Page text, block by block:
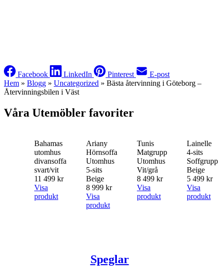
Facebook LinkedIn Pinterest
E-post
Hem » Blogg » Uncategorized » Bästa återvinning i Göteborg –
Återvinningsbilen i Väst
Våra Utemöbler favoriter
Bahamas
utomhus
divansoffa
svart/vit
11 499 kr
Visa
produkt
Ariany
Hörnsoffa
Utomhus
5-sits
Beige
8 999 kr
Visa
produkt
Tunis
Matgrupp
Utomhus
Vit/grå
8 499 kr
Visa
produkt
Lainelle
4-sits
Soffgrupp
Beige
5 499 kr
Visa
produkt
Speglar